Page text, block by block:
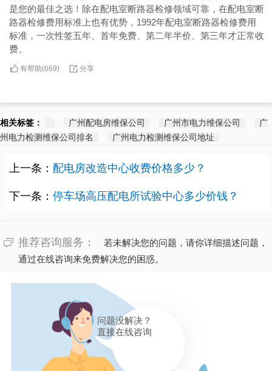
是您的最佳之选！除在配电室断路器检修领域可靠，在配电室断
路器检修费用标准上也有优势，1992年配电室断路器检修费用
标准，一次性签五年、首年免费、第二年半价、第三年才正常收
费。
有帮助(669) 分享
相关标签： 广州配电房维保公司 广州市电力维保公司
广
州电力检测维保公司排名
广州电力检测维保公司地址
上一条： 配电房改造中心收费价格多少？
下一条： 停车场高压配电所试验中心多少价钱？
推荐咨询服务：
若未解决您的问题，请你详细描述问题，
通过在线咨询来免费解决您的困惑。
问题没解决？
直接在线咨询